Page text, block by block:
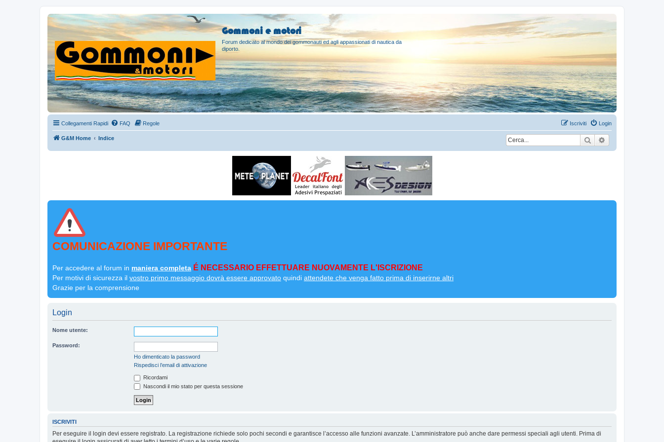
Gommoni e motori
Forum dedicato al mondo dei gommonauti ed agli appassionati di nautica da
diporto.
Collegamenti Rapidi FAQ Regole Login
Iscriviti
G&M Home Indice Cerca
COMUNICAZIONE IMPORTANTE
Per accedere al forum in maniera completa É NECESSARIO EFFETTUARE NUOVAMENTE L'ISCRIZIONE
Per motivi di sicurezza il vostro primo messaggio dovrà essere approvato quindi attendete che venga fatto prima di inserirne altri
Grazie per la comprensione
Login
Nome utente:
Password:
Ho dimenticato la password
Rispedisci l’email di attivazione
Ricordami
Nascondi il mio stato per questa sessione
ISCRIVITI
Per eseguire il login devi essere registrato. La registrazione richiede solo pochi secondi e garantisce l’accesso alle funzioni avanzate. L’amministratore può anche dare permessi speciali agli utenti. Prima di